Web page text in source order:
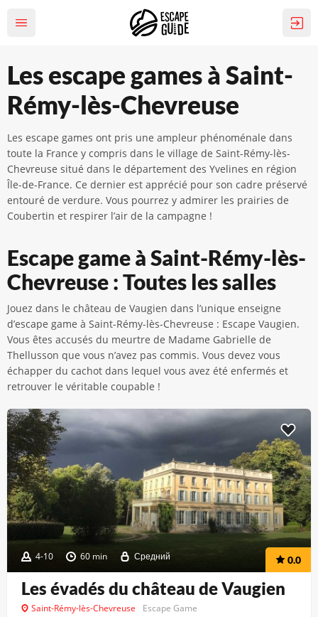
Les escape games à Saint-
Rémy-lès-Chevreuse
Les escape games ont pris une ampleur phénoménale dans
toute la France y compris dans le village de Saint-Rémy-lès-
Chevreuse situé dans le département des Yvelines en région
Île-de-France. Ce dernier est apprécié pour son cadre préservé
entouré de verdure. Vous pourrez y admirer les prairies de
Coubertin et respirer l’air de la campagne !
Escape game à Saint-Rémy-lès-
Chevreuse : Toutes les salles
Jouez dans le château de Vaugien dans l’unique enseigne
d’escape game à Saint-Rémy-lès-Chevreuse : Escape Vaugien.
Vous êtes accusés du meurtre de Madame Gabrielle de
Thellusson que vous n’avez pas commis. Vous devez vous
échapper du cachot dans lequel vous avez été enfermés et
retrouver le véritable coupable !
4-10 60 min Средний 0.0
Les évadés du château de Vaugien
Saint-Rémy-lès-Chevreuse Escape Game